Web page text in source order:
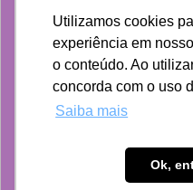
AUMENTE A
SEUS
Guia de
Utilizamos cookies
experiência em
o conteúdo. Ao
concorda com o uso
Saiba mais
Ok,
Política de
Portal da